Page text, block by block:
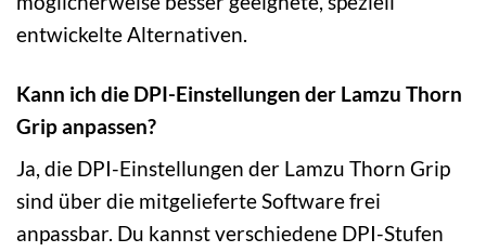
entwickelte Alternativen.
Kann ich die DPI-Einstellungen der Lamzu Thorn
Grip anpassen?
Ja, die DPI-Einstellungen der Lamzu Thorn Grip
sind über die mitgelieferte Software frei
anpassbar. Du kannst verschiedene DPI-Stufen